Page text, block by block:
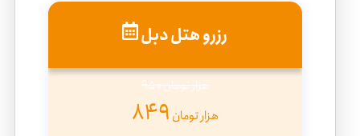
رزرو هتل دبل
950 هزار تومان
849 هزار تومان